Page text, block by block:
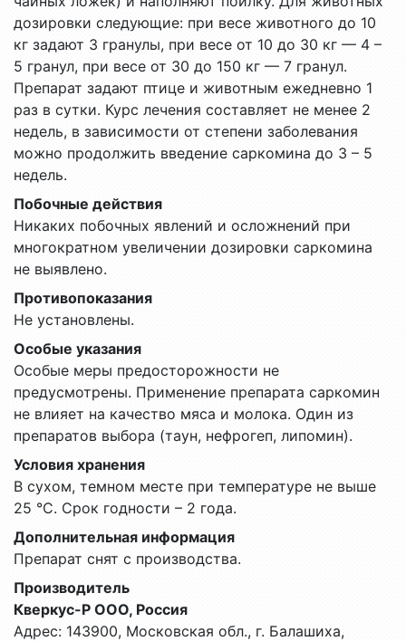
дозировки следующие: при весе животного до 10
кг задают 3 гранулы, при весе от 10 до 30 кг — 4 –
5 гранул, при весе от 30 до 150 кг — 7 гранул.
Препарат задают птице и животным ежедневно 1
раз в сутки. Курс лечения составляет не менее 2
недель, в зависимости от степени заболевания
можно продолжить введение саркомина до 3 – 5
недель.
Побочные действия
Никаких побочных явлений и осложнений при
многократном увеличении дозировки саркомина
не выявлено.
Противопоказания
Не установлены.
Особые указания
Особые меры предосторожности не
предусмотрены. Применение препарата саркомин
не влияет на качество мяса и молока. Один из
препаратов выбора (таун, нефрогеп, липомин).
Условия хранения
В сухом, темном месте при температуре не выше
25 °С. Срок годности – 2 года.
Дополнительная информация
Препарат снят с производства.
Производитель
Кверкус-Р ООО, Россия
Адрес: 143900, Московская обл., г. Балашиха,